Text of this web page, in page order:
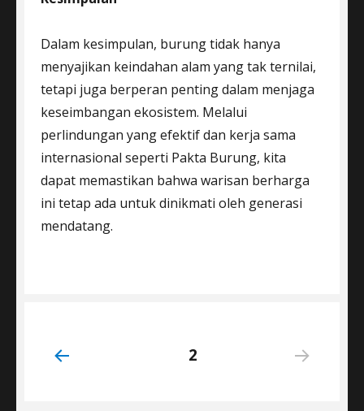
Dalam kesimpulan, burung tidak hanya
menyajikan keindahan alam yang tak ternilai,
tetapi juga berperan penting dalam menjaga
keseimbangan ekosistem. Melalui
perlindungan yang efektif dan kerja sama
internasional seperti Pakta Burung, kita
dapat memastikan bahwa warisan berharga
ini tetap ada untuk dinikmati oleh generasi
mendatang.
Posts
2